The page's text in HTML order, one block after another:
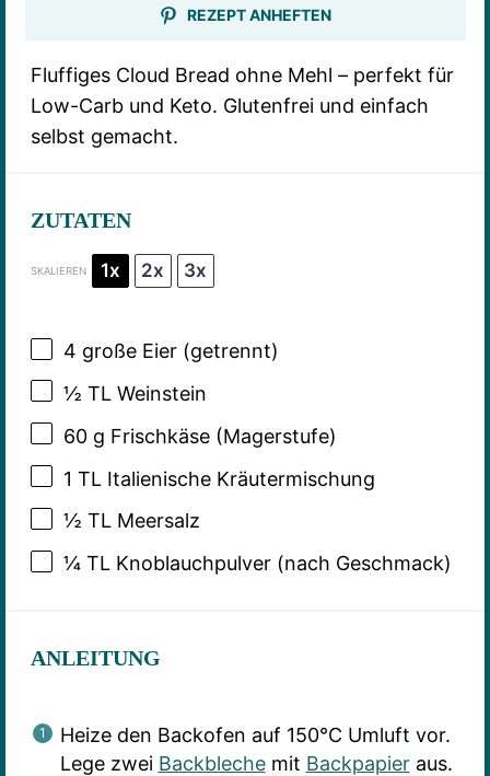
REZEPT ANHEFTEN
Fluffiges Cloud Bread ohne Mehl – perfekt für
Low-Carb und Keto. Glutenfrei und einfach
selbst gemacht.
ZUTATEN
SKALIEREN 1x 2x 3x
4 große Eier (getrennt)
½ TL Weinstein
60 g Frischkäse (Magerstufe)
1 TL Italienische Kräutermischung
½ TL Meersalz
¼TL Knoblauchpulver (nach Geschmack)
ANLEITUNG
Heize den Backofen auf 150°C Umluft vor.
Lege zwei Backblechemit Backpapieraus.